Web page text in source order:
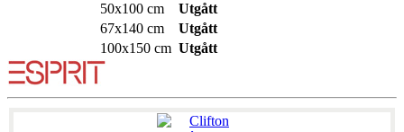
50x100 cm
Utgått
67x140 cm
Utgått
100x150 cm Utgått